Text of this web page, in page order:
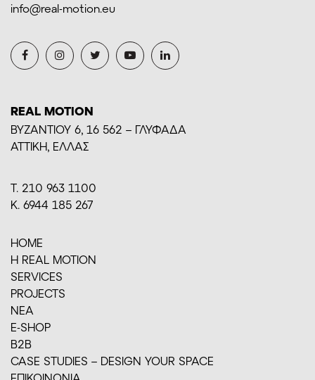
info@real-motion.eu
REAL MOTION
BYZANTIOY 6, 16 562 – ΓΛΥΦΑΔΑ
ΑΤΤΙΚΗ, ΕΛΛΑΣ
Τ. 210 963 1100
Κ. 6944 185 267
HOME
H REAL MOTION
SERVICES
PROJECTS
ΝΕΑ
E-SHOP
Β2Β
CASE STUDIES – DESIGN YOUR SPACE
ΕΠΙΚΟΙΝΩΝΙΑ